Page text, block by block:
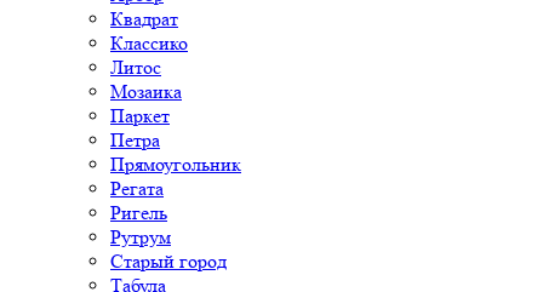
Квадрат
Классико
Литос
Мозаика
Паркет
Петра
Прямоугольник
Регата
Ригель
Рутрум
Старый город
Табула